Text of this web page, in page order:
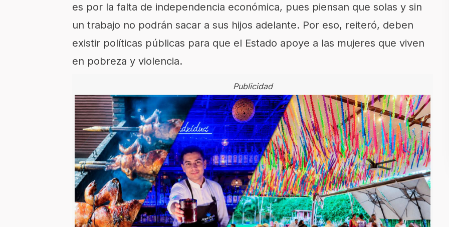
es por la falta de independencia económica, pues piensan que solas y sin
un trabajo no podrán sacar a sus hijos adelante. Por eso, reiteró, deben
existir políticas públicas para que el Estado apoye a las mujeres que viven
en pobreza y violencia.
Publicidad